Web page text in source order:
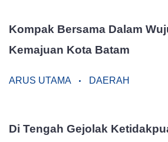
Kompak Bersama Dalam
Kemajuan Kota Batam
ARUS UTAMA DAERAH
Di Tengah Gejolak